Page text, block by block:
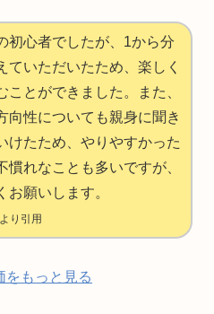
初心者でしたが、1から分
ていただいたため、楽しく
ことができました。また、
向性についても親身に聞き
けたため、やりやすかった
慣れなことも多いですが、
お願いします。
り引用
をもっと見る